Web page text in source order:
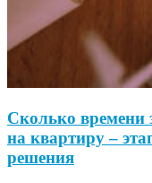
Сколько времени
на квартиру –
решения